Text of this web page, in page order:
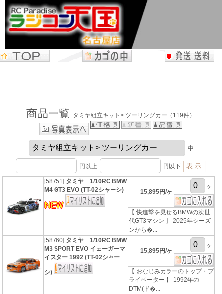
商品一覧 タミヤ組立キット> ツーリングカー（119件）
中
円以上 円以下
[58751] タミヤ 1/10RC BMW
M4 GT3 EVO (TT-02シャーシ)
15,895円/ヶ
ヶ
【 快進撃を見せるBMWの次世
代GT3マシン 】 2025年シーズ
ンから�...
[58760] タミヤ 1/10RC BMW
M3 SPORT EVO イェーガーマ
イスター 1992 (TT-02シャー
シ)
15,895円/ヶ
ヶ
【 おなじみカラーのトップ・プ
ライベーター 】 1992年の
DTM(ド�...